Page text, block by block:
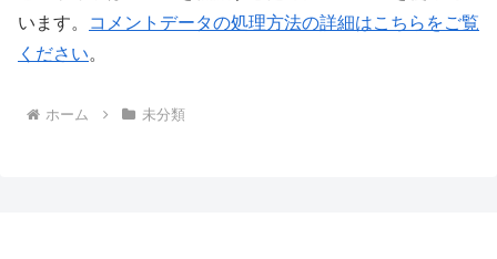
います。
コメントデータの処理方法の詳細はこちらをご覧
ください。
ホーム 未分類